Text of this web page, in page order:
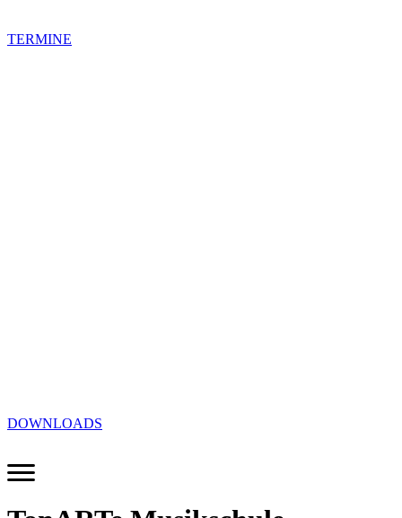
TERMINE
DOWNLOADS